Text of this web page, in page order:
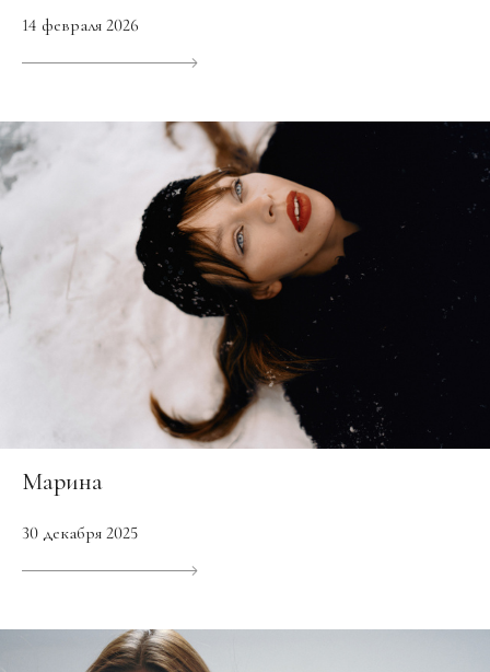
14 февраля 2026
Марина
30 декабря 2025